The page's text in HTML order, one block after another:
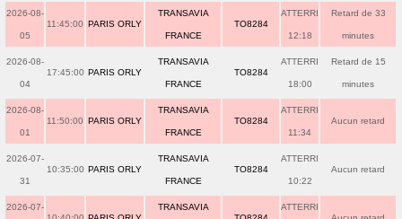
2026-08-
05
11:45:00 PARIS ORLY
TRANSAVIA
FRANCE
TO8284
ATTERRI
12:18
Retard de 33
minutes
2026-08-
04
17:45:00 PARIS ORLY
TRANSAVIA
FRANCE
TO8284
ATTERRI
18:00
Retard de 15
minutes
2026-08-
01
11:50:00 PARIS ORLY
TRANSAVIA
FRANCE
TO8284
ATTERRI
11:34
Aucun retard
2026-07-
31
10:35:00 PARIS ORLY
TRANSAVIA
FRANCE
TO8284
ATTERRI
10:22
Aucun retard
2026-07- TRANSAVIA ATTERRI